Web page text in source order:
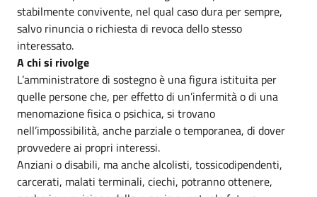
stabilmente convivente, nel qual caso dura per sempre,
salvo rinuncia o richiesta di revoca dello stesso
interessato.
A chi si rivolge
L’amministratore di sostegno è una figura istituita per
quelle persone che, per effetto di un’infermità o di una
menomazione fisica o psichica, si trovano
nell’impossibilità, anche parziale o temporanea, di dover
provvedere ai propri interessi.
Anziani o disabili, ma anche alcolisti, tossicodipendenti,
carcerati, malati terminali, ciechi, potranno ottenere,